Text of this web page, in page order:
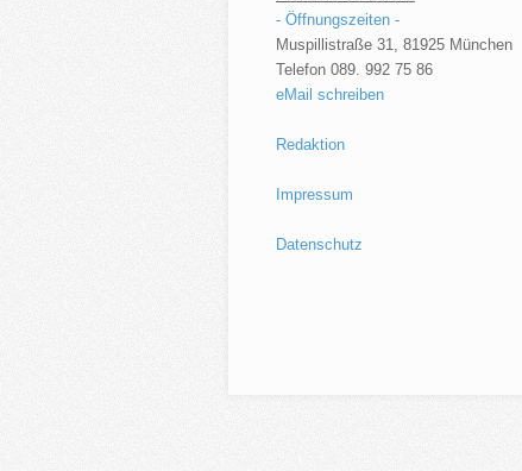
- Öffnungszeiten -
Muspillistraße 31, 81925 München
Telefon 089. 992 75 86
eMail schreiben
Redaktion
Impressum
Datenschutz